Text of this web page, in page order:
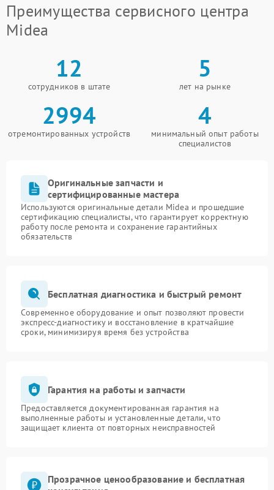
Преимущества сервисного центра
Midea
12
сотрудников в штате
5
лет на рынке
2994
отремонтированных устройств
4
минимальный опыт работы
специалистов
Оригинальные запчасти и
сертифицированные мастера
Используются оригинальные детали Midea и прошедшие
сертификацию специалисты, что гарантирует корректную
работу после ремонта и сохранение гарантийных
обязательств
Бесплатная диагностика и быстрый ремонт
Современное оборудование и опыт позволяют провести
экспресс-диагностику и восстановление в кратчайшие
сроки, минимизируя время без устройства
Гарантия на работы и запчасти
Предоставляется документированная гарантия на
выполненные работы и установленные детали, что
защищает клиента от повторных неисправностей
Прозрачное ценообразование и бесплатная